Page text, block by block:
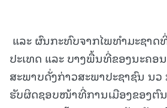
ແລະ ຜົນກະທົບຈາກໄພທຳມະຊາດ
ປະເທດ ແລະ ບາງພື້ນທີ່ຂອງນະຄອ
ສະພາບດັ່ງກ່າວສະພາປະຊາຊົນ ນວ
ຮັບຜິດຊອບໜ້າທີ່ການເມືອງຂອງຕົ